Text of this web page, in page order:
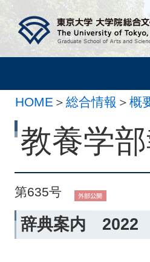
HOME ＞ 総合情報 ＞ 概
月 1日）
教養学
第635号
辞典案内 2022